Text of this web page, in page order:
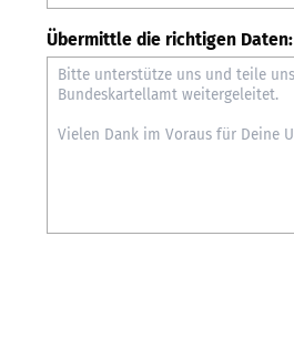
Übermittle die richtigen Daten: